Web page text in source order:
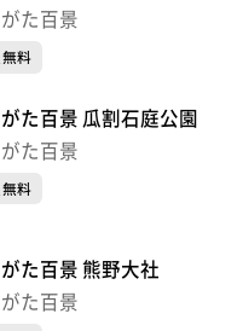
た百景
料
た百景 瓜割石庭公園
た百景
料
た百景 熊野大社
た百景